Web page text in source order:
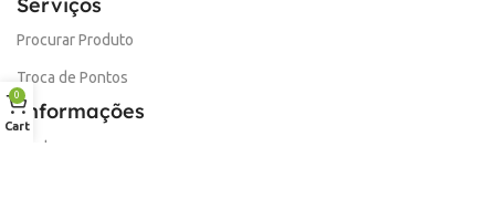
Procurar Produto
Troca de Pontos
Informações
Conta
0
Cart